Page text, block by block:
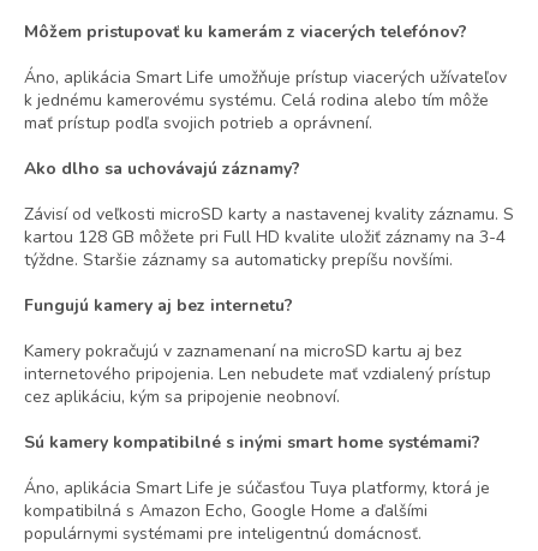
Môžem pristupovať ku kamerám z viacerých telefónov?
Áno, aplikácia Smart Life umožňuje prístup viacerých užívateľov
k jednému kamerovému systému. Celá rodina alebo tím môže
mať prístup podľa svojich potrieb a oprávnení.
Ako dlho sa uchovávajú záznamy?
Závisí od veľkosti microSD karty a nastavenej kvality záznamu. S
kartou 128 GB môžete pri Full HD kvalite uložiť záznamy na 3-4
týždne. Staršie záznamy sa automaticky prepíšu novšími.
Fungujú kamery aj bez internetu?
Kamery pokračujú v zaznamenaní na microSD kartu aj bez
internetového pripojenia. Len nebudete mať vzdialený prístup
cez aplikáciu, kým sa pripojenie neobnoví.
Sú kamery kompatibilné s inými smart home systémami?
Áno, aplikácia Smart Life je súčasťou Tuya platformy, ktorá je
kompatibilná s Amazon Echo, Google Home a ďalšími
populárnymi systémami pre inteligentnú domácnosť.